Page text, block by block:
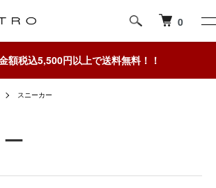
0
額税込5,500円以上で送料無料！！
スニーカー